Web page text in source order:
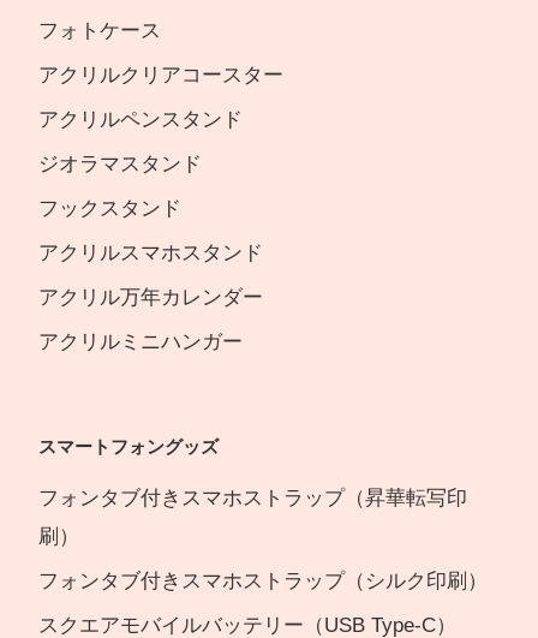
フォトケース
アクリルクリアコースター
アクリルペンスタンド
ジオラマスタンド
フックスタンド
アクリルスマホスタンド
アクリル万年カレンダー
アクリルミニハンガー
スマートフォングッズ
フォンタブ付きスマホストラップ（昇華転写印
刷）
フォンタブ付きスマホストラップ（シルク印刷）
スクエアモバイルバッテリー（USB Type-C）